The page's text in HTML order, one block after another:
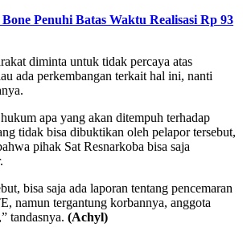
Penuhi Batas Waktu Realisasi Rp 93
diminta untuk tidak percaya atas
ada perkembangan terkait hal ini, nanti
apa yang akan ditempuh terhadap
tidak bisa dibuktikan oleh pelapor tersebut,
pihak Sat Resnarkoba bisa saja
bisa saja ada laporan tentang pencemaran
namun tergantung korbannya, anggota
tandasnya. (Achyl)